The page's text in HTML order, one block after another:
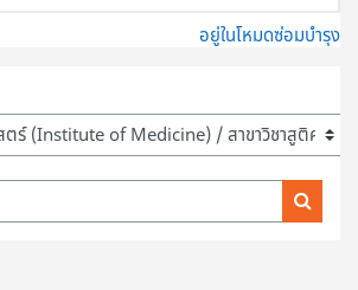
อยู่ในโหมดซ่อมบำรุง
ค้นหาร